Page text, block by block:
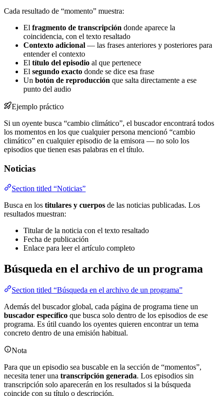
Cada resultado de “momento” muestra:
El fragmento de transcripción donde aparece la
coincidencia, con el texto resaltado
Contexto adicional — las frases anteriores y posteriores para
entender el contexto
El título del episodio al que pertenece
El segundo exacto donde se dice esa frase
Un botón de reproducción que salta directamente a ese
punto del audio
Ejemplo práctico
Si un oyente busca “cambio climático”, el buscador encontrará todos
los momentos en los que cualquier persona mencionó “cambio
climático” en cualquier episodio de la emisora — no solo los
episodios que tienen esas palabras en el título.
Noticias
Section titled “Noticias”
Busca en los titulares y cuerpos de las noticias publicadas. Los
resultados muestran:
Titular de la noticia con el texto resaltado
Fecha de publicación
Enlace para leer el artículo completo
Búsqueda en el archivo de un programa
Section titled “Búsqueda en el archivo de un programa”
Además del buscador global, cada página de programa tiene un
buscador específico que busca solo dentro de los episodios de ese
programa. Es útil cuando los oyentes quieren encontrar un tema
concreto dentro de una emisión habitual.
Nota
Para que un episodio sea buscable en la sección de “momentos”,
necesita tener una transcripción generada. Los episodios sin
transcripción solo aparecerán en los resultados si la búsqueda
coincide con su título o descripción.